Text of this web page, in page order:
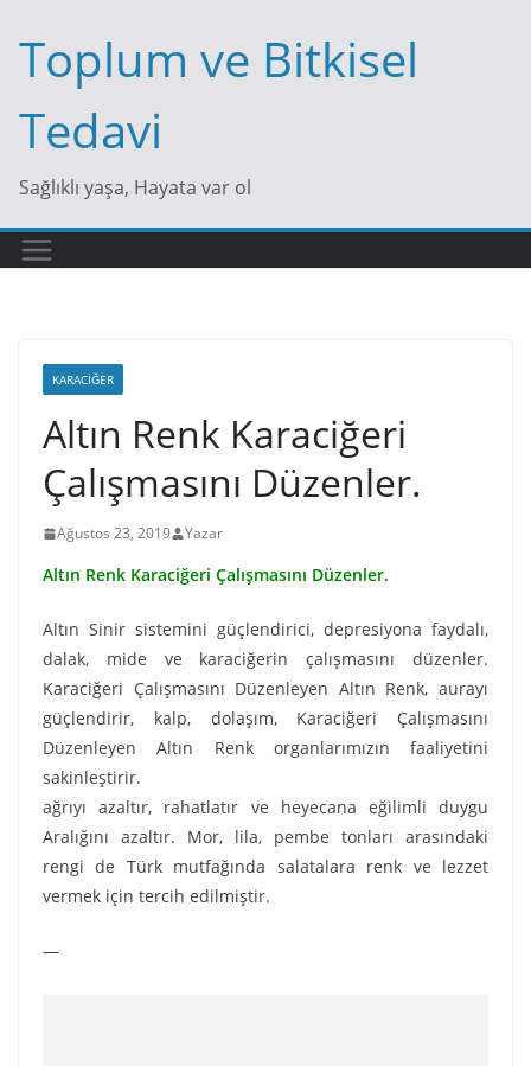
content
Toplum ve Bitkisel
Tedavi
Sağlıklı yaşa, Hayata var ol
KARACIĞER
Altın Renk Karaciğeri
Çalışmasını Düzenler.
Ağustos 23, 2019 Yazar
Altın Renk Karaciğeri Çalışmasını Düzenler.
Altın Sinir sistemini güçlendirici, depresiyona faydalı,
dalak, mide ve karaciğerin çalışmasını düzenler.
Karaciğeri Çalışmasını Düzenleyen Altın Renk, aurayı
güçlendirir, kalp, dolaşım, Karaciğeri Çalışmasını
Düzenleyen Altın Renk organlarımızın faaliyetini
sakinleştirir.
ağrıyı azaltır, rahatlatır ve heyecana eğilimli duygu
Aralığını azaltır. Mor, lila, pembe tonları arasındaki
rengi de Türk mutfağında salatalara renk ve lezzet
vermek için tercih edilmiştir.
—